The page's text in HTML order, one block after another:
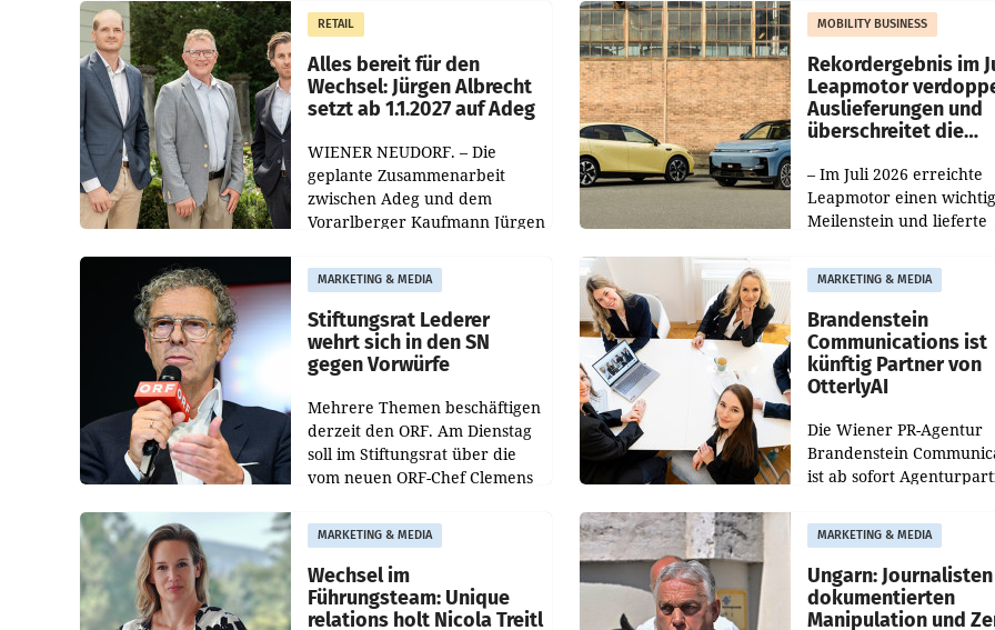
Müller die Initiative „Kreislauf-
Helden“ in allen
österreichischen Müller-Filialen
Die beiden Standorte
Haag sowie im rund
RETAIL
Alles bereit für den
Wechsel: Jürgen Albrecht
setzt ab 1.1.2027 auf Adeg
WIENER NEUDORF. – Die
geplante Zusammenarbeit
zwischen Adeg und dem
Vorarlberger Kaufmann Jürgen
freigegeben: Die
Bundeswettbewerbsbehörde
und der Bundeskartellanwalt
MOBILITY BUSINESS
Rekordergebnis im
Leapmotor
Auslieferungen und
überschreitet die
– Im Juli 2026 erreichte
Leapmotor einen
Meilenstein und lieferte
aus, womit sich das
gegenüber Juli 2025
verdoppelte (+102
MARKETING & MEDIA
Stiftungsrat Lederer
wehrt sich in den SN
gegen Vorwürfe
Mehrere Themen beschäftigen
derzeit den ORF. Am Dienstag
soll im Stiftungsrat über die
vom neuen ORF-Chef Clemens
Besetzungen für die
Direktionen abgestimmt
werden.
MARKETING & MEDIA
Brandenstein
Communications ist
künftig Partner von
OtterlyAI
Die Wiener PR-Agentur
Brandenstein
ist ab sofort
Optimierungsplattform
OtterlyAI. Damit baut die
Agentur ihr
MARKETING & MEDIA
Wechsel im
Führungsteam: Unique
relations holt Nicola Treitl
MARKETING & MEDIA
Ungarn: Journalisten
dokumentierten
Manipulation und